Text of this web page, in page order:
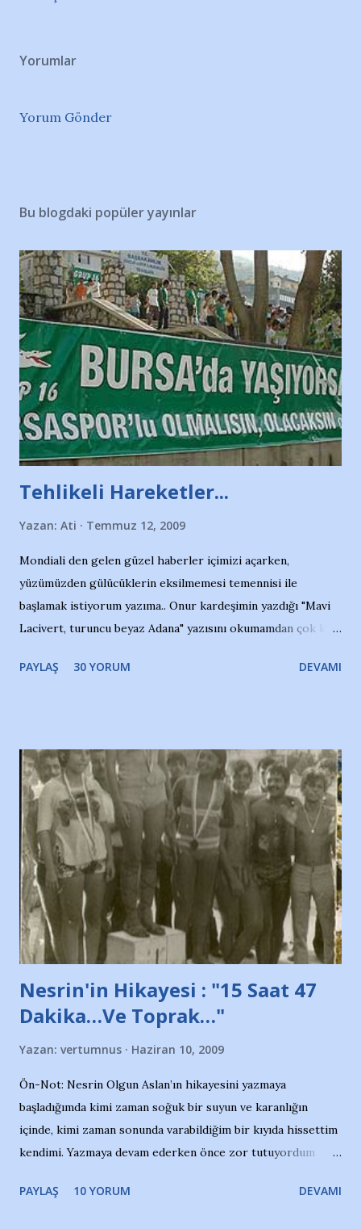
Yorumlar
Yorum Gönder
Bu blogdaki popüler yayınlar
Tehlikeli Hareketler...
Yazan: Ati Temmuz 12, 2009
Mondiali den gelen güzel haberler içimizi açarken,
yüzümüzden gülücüklerin eksilmemesi temennisi ile
başlamak istiyorum yazıma.. Onur kardeşimin yazdığı "Mavi
Lacivert, turuncu beyaz Adana" yazısını okumamdan çok kısa
irkildim.. "Bursasporlu taraftarlar, İstanbul takımlarının
ve ürünlerini Bursa şehrinde görmek istemediklerini bir
protesto eylemiyle açıkladıklarını bildiriyordu.. Bu grup
adına açıklama yapan şahsı muhterem(!) ''Açık ve net olarak
söylüyoruz. Bu son uyarımızdır. Bunun yanısıra, bu takımlara
ait tanıtıcı ilanların asılmasına izin veren Bursa Büyükşehir
Belediyesi ile mağazaların bulunduğu alışveriş merkezlerini
de kınıyoruz'' diye de eklemiş .. Blogumuzda okuduğum bu
yazının hemen ardından bu habe...
PAYLAŞ 30 YORUM DEVAMI
Nesrin'in Hikayesi : "15 Saat 47
Dakika…Ve Toprak…"
Yazan: vertumnus Haziran 10, 2009
Ön-Not: Nesrin Olgun Aslan’ın hikayesini yazmaya
başladığımda kimi zaman soğuk bir suyun ve karanlığın
içinde, kimi zaman sonunda varabildiğim bir kıyıda hissettim
kendimi. Yazmaya devam ederken önce zor tutuyordum
Yazımı, ağlayarak bitirebildim ancak…Kendisinin web
PAYLAŞ 10 YORUM DEVAMI